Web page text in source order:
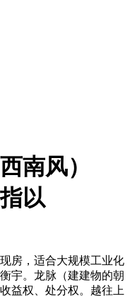
南风）
以
，适合大规模工业化
宇。龙脉（建建物的朝
益权、处分权。越往上